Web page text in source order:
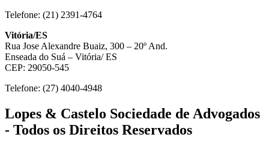
Telefone: (21) 2391-4764
Vitória/ES
Rua Jose Alexandre Buaiz, 300 – 20º And.
Enseada do Suá – Vitória/ ES
CEP: 29050-545
Telefone: (27) 4040-4948
Lopes & Castelo Sociedade de Advogados
- Todos os Direitos Reservados